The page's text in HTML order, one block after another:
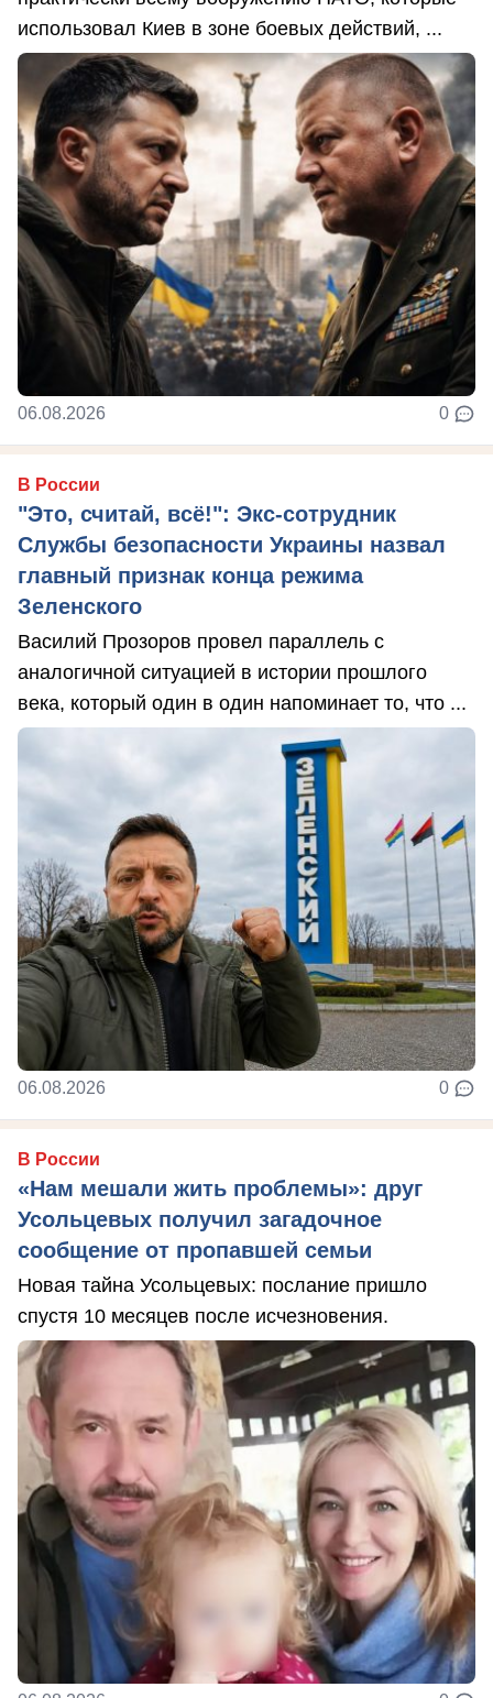
использовал Киев в зоне боевых действий, ...
06.08.2026 0
В России
"Это, считай, всё!": Экс-сотрудник
Службы безопасности Украины назвал
главный признак конца режима
Зеленского
Василий Прозоров провел параллель с
аналогичной ситуацией в истории прошлого
века, который один в один напоминает то, что ...
06.08.2026 0
В России
«Нам мешали жить проблемы»: друг
Усольцевых получил загадочное
сообщение от пропавшей семьи
Новая тайна Усольцевых: послание пришло
спустя 10 месяцев после исчезновения.